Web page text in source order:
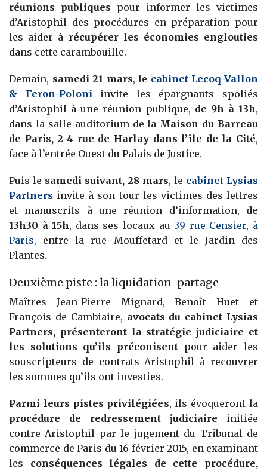
réunions publiques pour informer les victimes
d’Aristophil des procédures en préparation pour
les aider à récupérer les économies englouties
dans cette carambouille.
Demain, samedi 21 mars, le cabinet Lecoq-Vallon
& Feron-Poloni
invite les épargnants spoliés
d’Aristophil à une réunion publique, de 9h à 13h,
dans la salle auditorium de la Maison du Barreau
de Paris, 2-4 rue de Harlay dans l’île de la Cité,
face à l’entrée Ouest du Palais de Justice.
Puis le samedi suivant, 28 mars, le cabinet Lysias
Partners invite à son tour les victimes des lettres
et manuscrits à une réunion d’information, de
13h30 à 15h, dans ses locaux au 39 rue Censier, à
Paris, entre la rue Mouffetard et le Jardin des
Plantes.
Deuxième piste : la liquidation-partage
Maîtres Jean-Pierre Mignard, Benoît Huet et
François de Cambiaire, avocats du cabinet Lysias
Partners, présenteront la stratégie judiciaire et
les solutions qu’ils préconisent pour aider les
souscripteurs de contrats Aristophil à recouvrer
les sommes qu’ils ont investies.
Parmi leurs pistes privilégiées, ils évoqueront la
procédure de redressement judiciaire initiée
contre Aristophil par le jugement du Tribunal de
commerce de Paris du 16 février 2015, en examinant
les conséquences légales de cette procédure,